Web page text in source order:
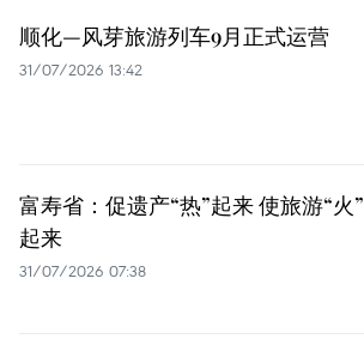
顺化—风芽旅游列车9月正式运营
31/07/2026 13:42
富寿省：促遗产“热”起来 使旅游“火”
起来
31/07/2026 07:38